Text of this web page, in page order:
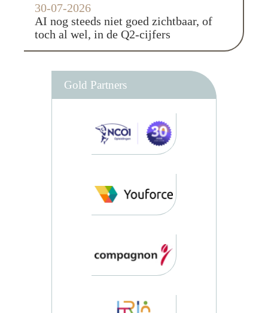
30-07-2026
AI nog steeds niet goed zichtbaar, of
toch al wel, in de Q2-cijfers
Gold Partners